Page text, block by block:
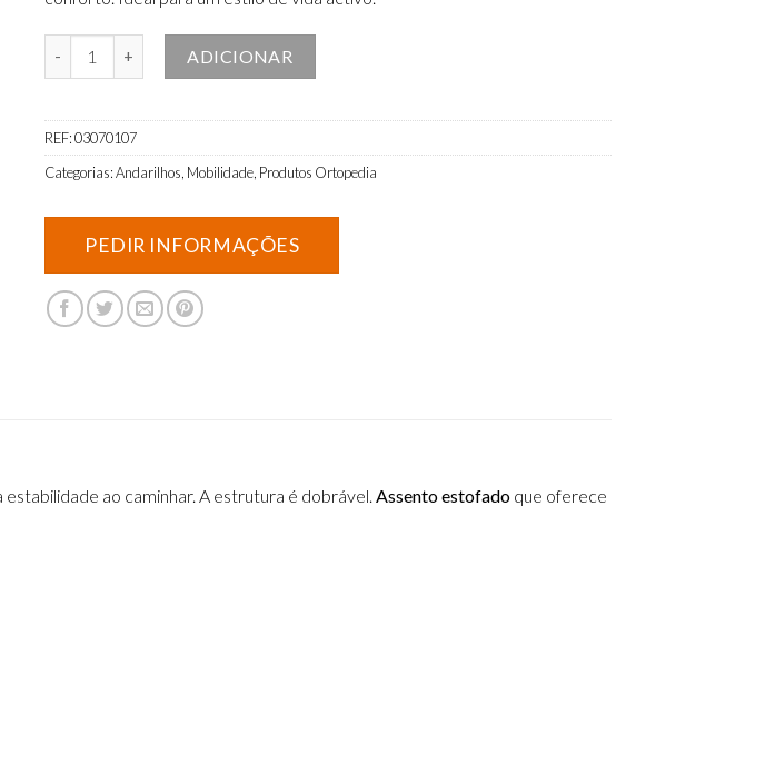
ADICIONAR
REF:03070107
Categorias:Andarilhos Mobilidade Produtos Ortopedia
ao caminhar. A estrutura é dobrável. Assento estofado que oferece